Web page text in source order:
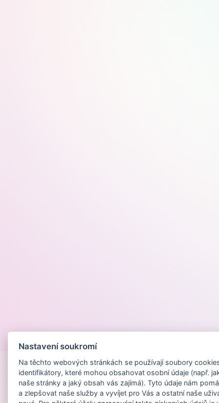
Nastavení soukromí
Na těchto webových stránkách se používají soubory
identifikátory, které mohou obsahovat osobní údaje (např.
naše stránky a jaký obsah vás zajímá). Tyto údaje nám
a zlepšovat naše služby a vyvíjet pro Vás a ostatní naše